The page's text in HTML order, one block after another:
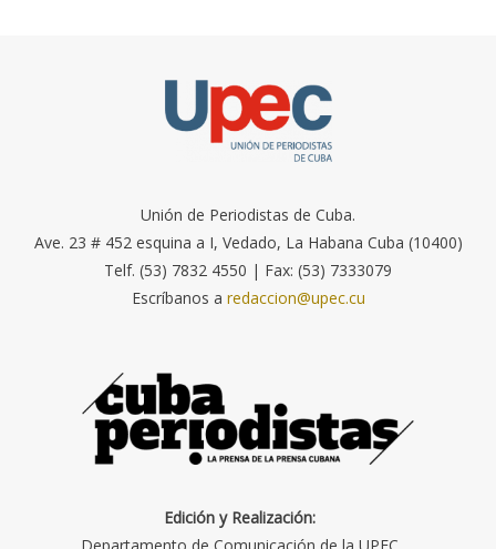
Unión de Periodistas de Cuba.
Ave. 23 # 452 esquina a I, Vedado, La Habana Cuba (10400)
Telf. (53) 7832 4550 | Fax: (53) 7333079
Escríbanos a redaccion@upec.cu
Edición y Realización: